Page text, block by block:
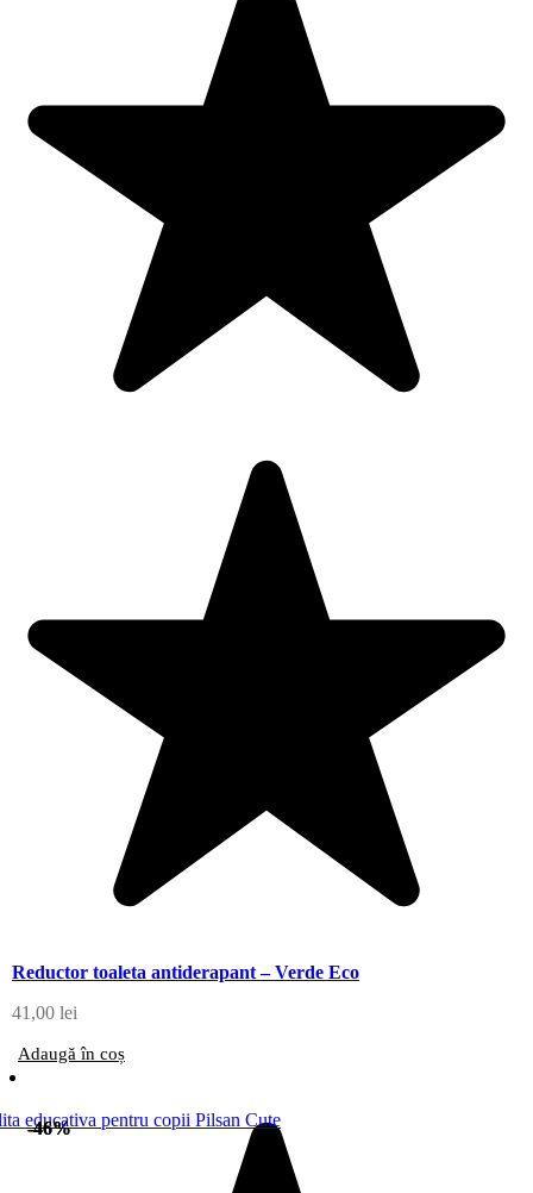
Reductor toaleta antiderapant – Verde Eco
41,00 lei
Adaugă în coș
-46%
-46%